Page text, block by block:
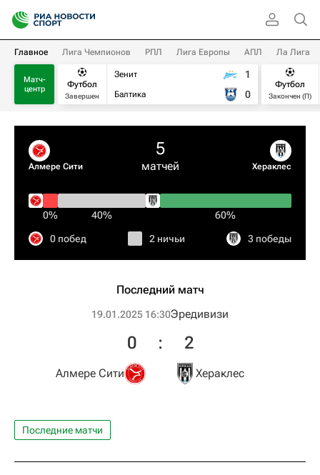
Главное Лига Чемпионов РПЛ Лига Европы АПЛ Ла Лига
Матч-
центр
Футбол
Завершен
Зенит
Балтика
1
0
Футбол
Закончен (П)
Алмере Сити
5
матчей Хераклес
0% 40% 60%
0 побед 2 ничьи 3 победы
Последний матч
19.01.2025 16:30Эредивизи
Алмере Сити
0 : 2
Хераклес
Последние матчи